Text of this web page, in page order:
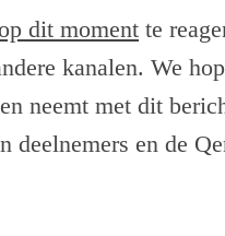
dit moment te
kanalen. We
neemt met dit
deelnemers en de